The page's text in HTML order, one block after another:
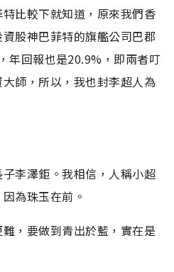
比較下就知道，原來我們香
股神巴菲特的旗艦公司巴郡
年回報也是20.9%，即兩者叮
師，所以，我也封李超人為
李澤鉅。我相信，人稱小超
為珠玉在前。
，要做到青出於藍，實在是